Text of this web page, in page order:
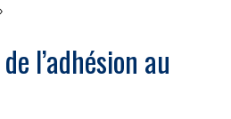
l’adhésion au